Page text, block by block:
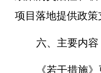
项目落地提供政策
六、主要内容
《若干措施